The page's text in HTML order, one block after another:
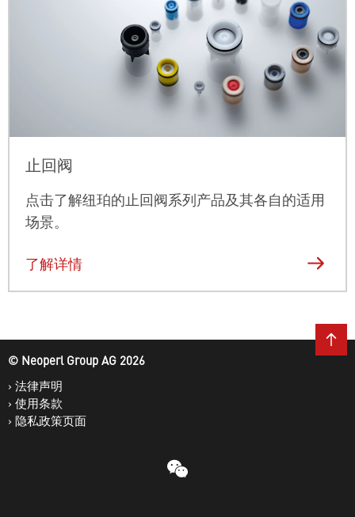
止回阀
点击了解纽珀的止回阀系列产品及其各自的适用
场景。
了解详情
© Neoperl Group AG 2026
› 法律声明
› 使用条款
› 隐私政策页面